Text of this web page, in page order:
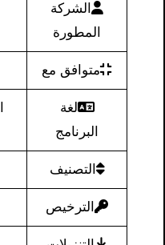
الشركة
المطورة
متوافق مع
لغة
البرنامج
التصنيف
الترخيص